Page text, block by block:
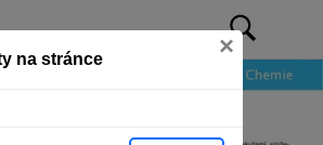
na stránce ×